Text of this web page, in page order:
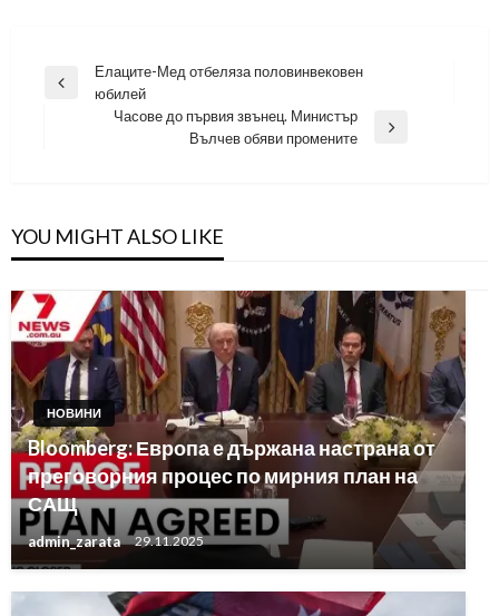
Навигация
Previous
Елаците-Мед отбеляза половинвековен
юбилей
Часове до първия звънец. Министър
Вълчев обяви промените
YOU MIGHT ALSO LIKE
НОВИНИ
Bloomberg: Европа е държана настрана от
преговорния процес по мирния план на
САЩ
admin_zarata 29.11.2025